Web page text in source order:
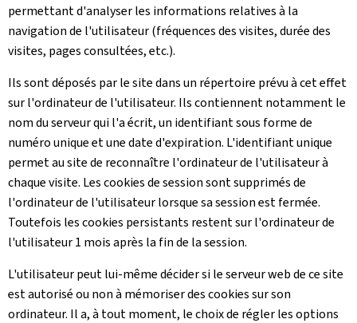
permettant d'analyser les informations relatives à la
navigation de l'utilisateur (fréquences des visites, durée des
visites, pages consultées, etc.).
Ils sont déposés par le site dans un répertoire prévu à cet effet
sur l'ordinateur de l'utilisateur. Ils contiennent notamment le
nom du serveur qui l'a écrit, un identifiant sous forme de
numéro unique et une date d'expiration. L'identifiant unique
permet au site de reconnaître l'ordinateur de l'utilisateur à
chaque visite. Les cookies de session sont supprimés de
l'ordinateur de l'utilisateur lorsque sa session est fermée.
Toutefois les cookies persistants restent sur l'ordinateur de
l'utilisateur 1 mois après la fin de la session.
L'utilisateur peut lui-même décider si le serveur web de ce site
est autorisé ou non à mémoriser des cookies sur son
ordinateur. Il a, à tout moment, le choix de régler les options